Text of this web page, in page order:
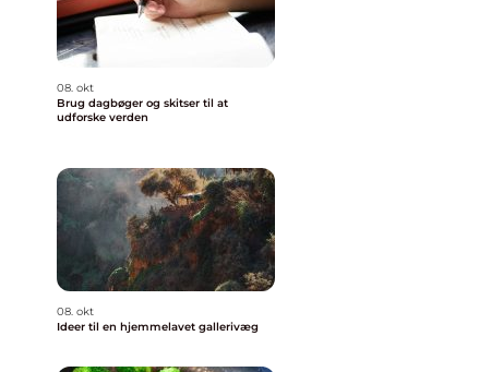
08. okt
Brug dagbøger og skitser til at
udforske verden
08. okt
Ideer til en hjemmelavet gallerivæg